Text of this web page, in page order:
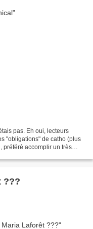
pas. Eh oui, lecteurs
"obligations" de catho (plus
préféré accomplir un très
???